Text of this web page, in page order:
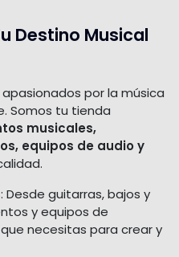
Destino Musical
por la música
Somos tu tienda
musicales,
equipos de audio y
: Desde guitarras, bajos y
y equipos de
necesitas para crear y